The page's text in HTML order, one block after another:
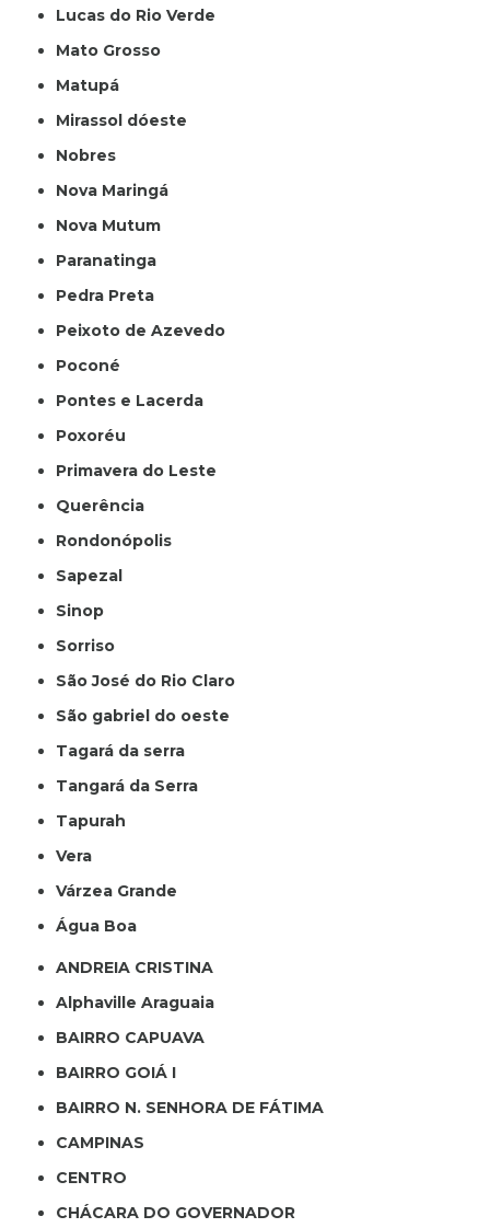
Lucas do Rio Verde
Mato Grosso
Matupá
Mirassol dóeste
Nobres
Nova Maringá
Nova Mutum
Paranatinga
Pedra Preta
Peixoto de Azevedo
Poconé
Pontes e Lacerda
Poxoréu
Primavera do Leste
Querência
Rondonópolis
Sapezal
Sinop
Sorriso
São José do Rio Claro
São gabriel do oeste
Tagará da serra
Tangará da Serra
Tapurah
Vera
Várzea Grande
Água Boa
ANDREIA CRISTINA
Alphaville Araguaia
BAIRRO CAPUAVA
BAIRRO GOIÁ I
BAIRRO N. SENHORA DE FÁTIMA
CAMPINAS
CENTRO
CHÁCARA DO GOVERNADOR